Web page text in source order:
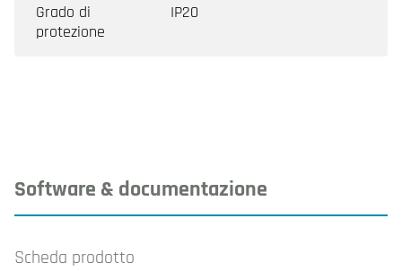
Grado di
protezione
IP20
Software & documentazione
Scheda prodotto